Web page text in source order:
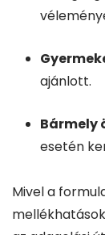
ajánlott.
Bármely
esetén
Mivel a